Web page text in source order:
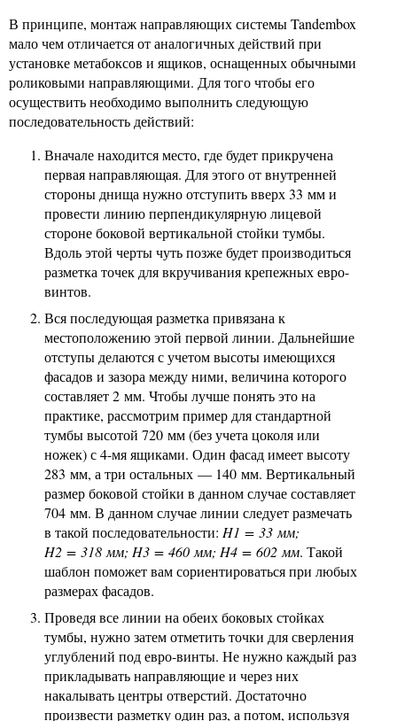
В принципе, монтаж направляющих системы Tandembox
мало чем отличается от аналогичных действий при
установке метабоксов и ящиков, оснащенных обычными
роликовыми направляющими. Для того чтобы его
осуществить необходимо выполнить следующую
последовательность действий:
Вначале находится место, где будет прикручена
первая направляющая. Для этого от внутренней
стороны днища нужно отступить вверх 33 мм и
провести линию перпендикулярную лицевой
стороне боковой вертикальной стойки тумбы.
Вдоль этой черты чуть позже будет производиться
разметка точек для вкручивания крепежных евро-
винтов.
Вся последующая разметка привязана к
местоположению этой первой линии. Дальнейшие
отступы делаются с учетом высоты имеющихся
фасадов и зазора между ними, величина которого
составляет 2 мм. Чтобы лучше понять это на
практике, рассмотрим пример для стандартной
тумбы высотой 720 мм (без учета цоколя или
ножек) с 4-мя ящиками. Один фасад имеет высоту
283 мм, а три остальных — 140 мм. Вертикальный
размер боковой стойки в данном случае составляет
704 мм. В данном случае линии следует размечать
в такой последовательности: H1 = 33 мм;
H2 = 318 мм; H3 = 460 мм; H4 = 602 мм. Такой
шаблон поможет вам сориентироваться при любых
размерах фасадов.
Проведя все линии на обеих боковых стойках
тумбы, нужно затем отметить точки для сверления
углублений под евро-винты. Не нужно каждый раз
прикладывать направляющие и через них
накалывать центры отверстий. Достаточно
произвести разметку один раз, а потом, используя